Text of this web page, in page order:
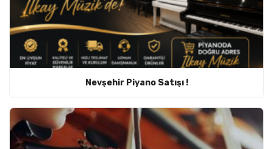
Nevşehir Piyano Satışı !